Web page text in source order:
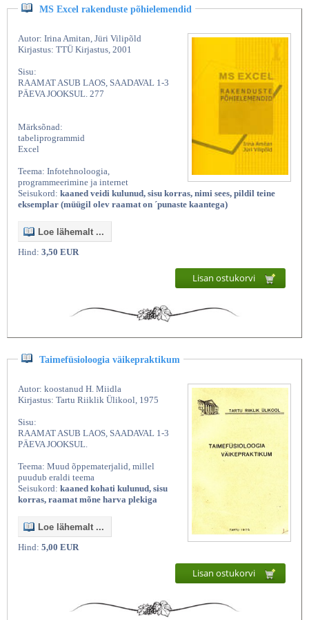
MS Excel rakenduste põhielemendid
Autor: Irina Amitan, Jüri Vilipõld
Kirjastus: TTÜ Kirjastus, 2001
Sisu:
RAAMAT ASUB LAOS, SAADAVAL 1-3
PÄEVA JOOKSUL. 277
Märksõnad:
tabeliprogrammid
Excel
Teema: Infotehnoloogia,
programmeerimine ja internet
Seisukord: kaaned veidi kulunud, sisu korras, nimi sees, pildil teine
eksemplar (müügil olev raamat on ´punaste kaantega)
Loe lähemalt ...
Hind: 3,50 EUR
Lisan ostukorvi
Taimefüsioloogia väikepraktikum
Autor: koostanud H. Miidla
Kirjastus: Tartu Riiklik Ülikool, 1975
Sisu:
RAAMAT ASUB LAOS, SAADAVAL 1-3
PÄEVA JOOKSUL.
Teema: Muud õppematerjalid, millel
puudub eraldi teema
Seisukord: kaaned kohati kulunud, sisu
korras, raamat mõne harva plekiga
Loe lähemalt ...
Hind: 5,00 EUR
Lisan ostukorvi